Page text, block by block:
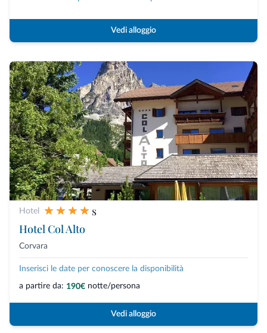
Vedi alloggio
Hotel
s
Hotel Col Alto
Corvara
Inserisci le date per conoscere la disponibilità
a partire da: 190€ notte/persona
Vedi alloggio